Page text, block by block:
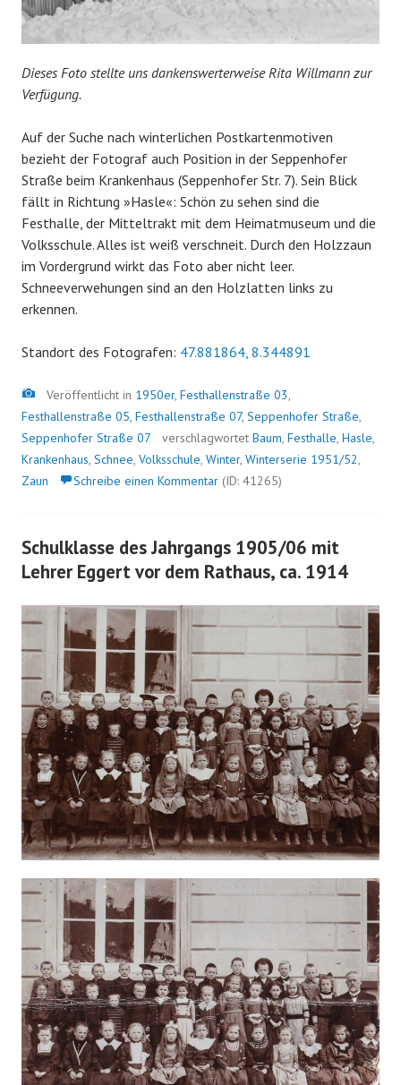
Dieses Foto stellte uns dankenswerterweise Rita Willmann zur
Verfügung.
Auf der Suche nach winterlichen Postkartenmotiven
bezieht der Fotograf auch Position in der Seppenhofer
Straße beim Krankenhaus (Seppenhofer Str. 7). Sein Blick
fällt in Richtung »Hasle«: Schön zu sehen sind die
Festhalle, der Mitteltrakt mit dem Heimatmuseum und die
Volksschule. Alles ist weiß verschneit. Durch den Holzzaun
im Vordergrund wirkt das Foto aber nicht leer.
Schneeverwehungen sind an den Holzlatten links zu
erkennen.
Standort des Fotografen: 47.881864, 8.344891
Bild
Veröffentlicht in 1950er, Festhallenstraße 03,
Festhallenstraße 05, Festhallenstraße 07, Seppenhofer Straße,
Seppenhofer Straße 07
verschlagwortet Baum, Festhalle, Hasle,
Krankenhaus, Schnee, Volksschule, Winter, Winterserie 1951/52,
Zaun
Schreibe einen Kommentar (ID: 41265)
Schulklasse des Jahrgangs 1905/06 mit
Lehrer Eggert vor dem Rathaus, ca. 1914